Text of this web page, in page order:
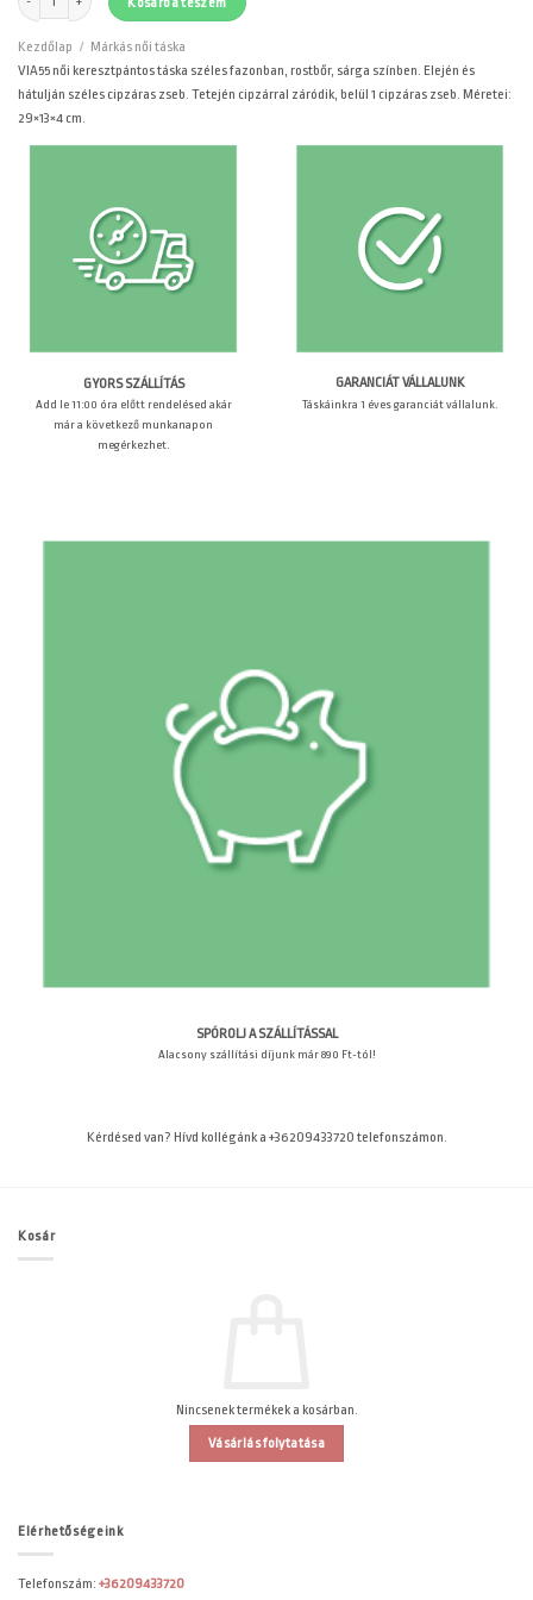
Kezdőlap / Márkás női táska
VIA55 női keresztpántos táska széles fazonban, rostbőr, sárga színben. Elején és
hátulján széles cipzáras zseb. Tetején cipzárral záródik, belül 1 cipzáras zseb. Méretei:
29×13×4 cm.
GYORS SZÁLLÍTÁS
Add le 11:00 óra előtt rendelésed akár
már a következő munkanapon
megérkezhet.
GARANCIÁT VÁLLALUNK
Táskáinkra 1 éves garanciát vállalunk.
SPÓROLJ A SZÁLLÍTÁSSAL
Alacsony szállítási díjunk már 890 Ft-tól!
Kérdésed van? Hívd kollégánk a +36209433720 telefonszámon.
Kosár
Nincsenek termékek a kosárban.
Vásárlás folytatása
Elérhetőségeink
Telefonszám: +36209433720